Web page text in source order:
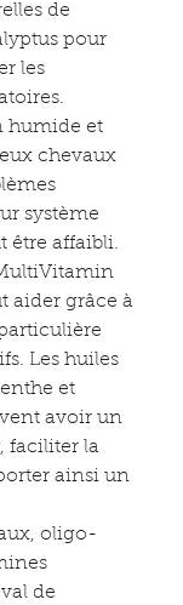
de
pour
les
humide et
chevaux
système
être affaibli.
aider grâce à
Les huiles
et
avoir un
faciliter la
ainsi un
oligo-
de